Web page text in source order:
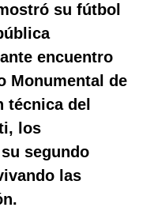
su fútbol
encuentro
Monumental de
técnica del
los
segundo
las